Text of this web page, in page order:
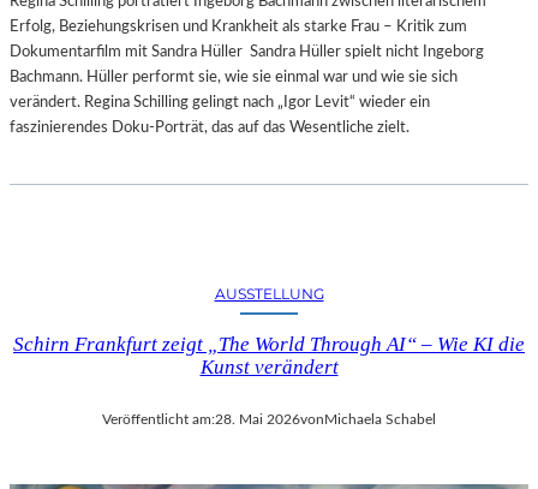
Erfolg, Beziehungskrisen und Krankheit als starke Frau – Kritik zum
Dokumentarfilm mit Sandra Hüller Sandra Hüller spielt nicht Ingeborg
Bachmann. Hüller performt sie, wie sie einmal war und wie sie sich
verändert. Regina Schilling gelingt nach „Igor Levit“ wieder ein
faszinierendes Doku-Porträt, das auf das Wesentliche zielt.
AUSSTELLUNG
Schirn Frankfurt zeigt „The World Through AI“ – Wie KI die
Kunst verändert
Veröffentlicht am:28. Mai 2026vonMichaela Schabel